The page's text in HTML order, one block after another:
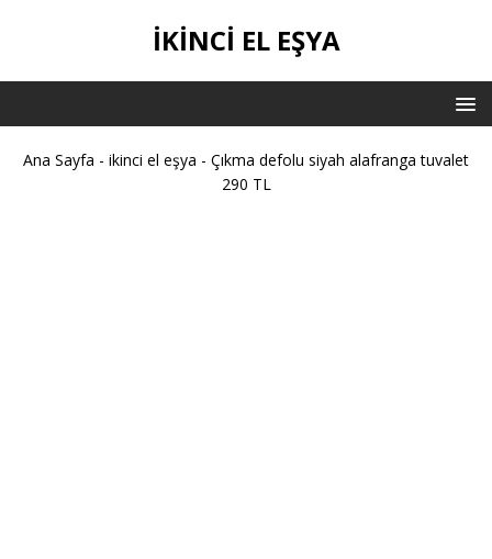
IKINCI EL EŞYA
Ana Sayfa - ikinci el eşya - Çıkma defolu siyah alafranga tuvalet
290 TL